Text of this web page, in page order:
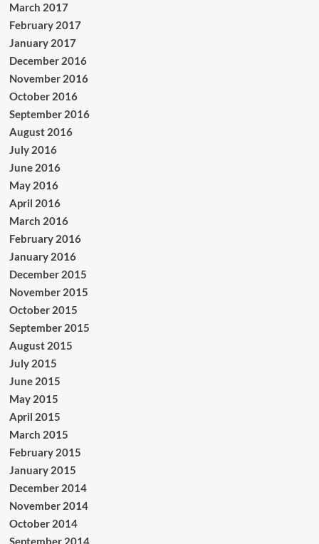
March 2017
February 2017
January 2017
December 2016
November 2016
October 2016
September 2016
August 2016
July 2016
June 2016
May 2016
April 2016
March 2016
February 2016
January 2016
December 2015
November 2015
October 2015
September 2015
August 2015
July 2015
June 2015
May 2015
April 2015
March 2015
February 2015
January 2015
December 2014
November 2014
October 2014
September 2014